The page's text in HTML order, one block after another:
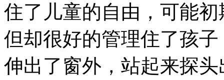
住了儿童的自由，可能
但却很好的管理住了孩
伸出了窗外，站起来探头